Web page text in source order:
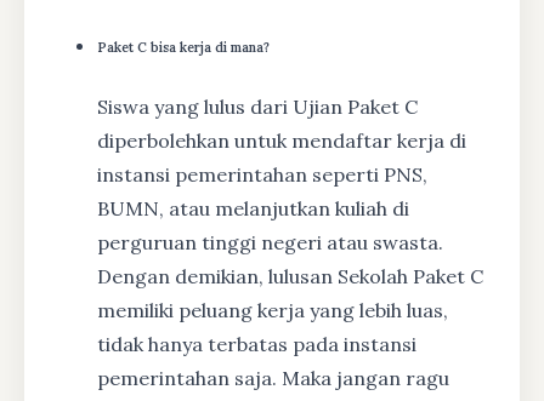
Paket C bisa kerja di mana?
Siswa yang lulus dari Ujian Paket C
diperbolehkan untuk mendaftar kerja di
instansi pemerintahan seperti PNS,
BUMN, atau melanjutkan kuliah di
perguruan tinggi negeri atau swasta.
Dengan demikian, lulusan Sekolah Paket C
memiliki peluang kerja yang lebih luas,
tidak hanya terbatas pada instansi
pemerintahan saja. Maka jangan ragu